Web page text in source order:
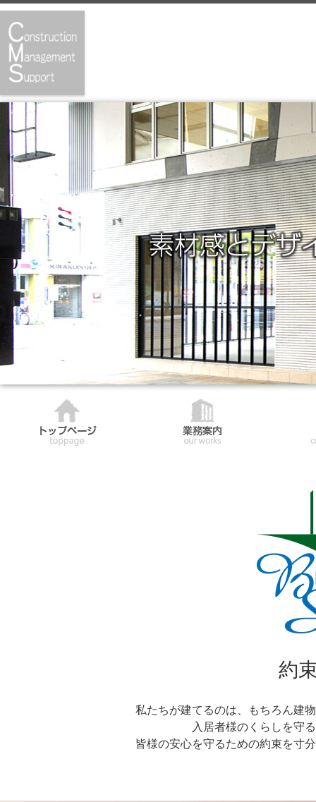
約
私たちが建てるのは、もちろん建
入居者様のくらしを守
皆様の安心を守るための約束を寸